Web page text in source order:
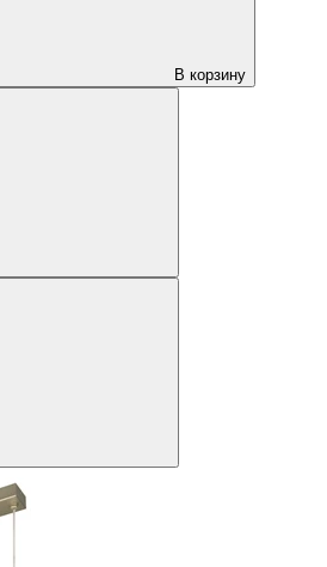
В корзину